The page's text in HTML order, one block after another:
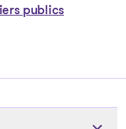
publics